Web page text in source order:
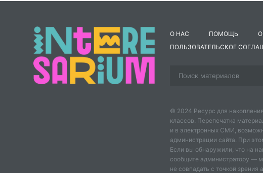
нашей огромной страны.
2.Ведущий:Февральский ветер ворошил страницы
В календаре порядок наводя,
Давным-давно был праздник установлен....
О НАС ПОМОЩЬ
ПОЛЬЗОВАТЕЛЬСКОЕ
© 2024 Ресурс для
классов. Перепечатка
и в электронных СМИ,
администрации сайта. При
Если вы обнаружили, что на
сообщите администратору —
не совпадать с точкой зрения